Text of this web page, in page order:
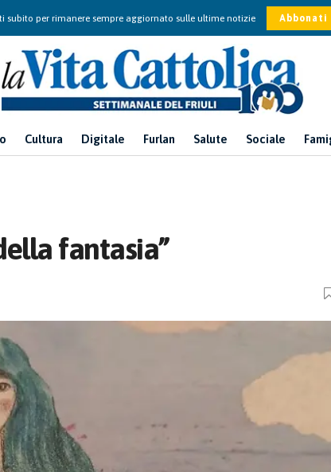
subito per rimanere sempre aggiornato sulle ultime notizie Abbonati
Cultura Digitale Furlan Salute Sociale
fantasia”